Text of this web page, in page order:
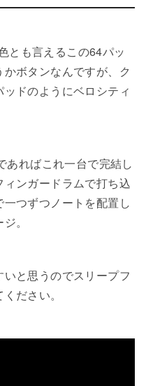
とも言えるこの64パッ
ボタンなんですが、ク
ドのようにベロシティ
あればこれ一台で完結し
ンガードラムで打ち込
つずつノートを配置し
。
と思うのでスリープフ
ださい。